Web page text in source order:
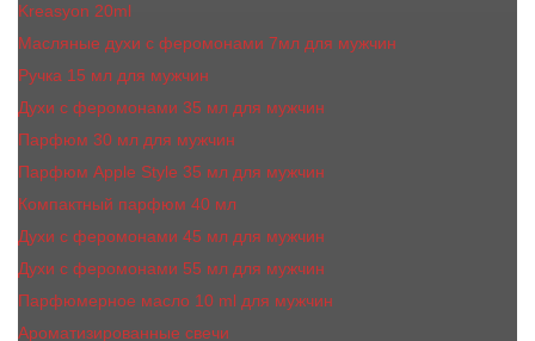
Kreasyon 20ml
Масляные духи c феромонами 7мл для мужчин
Ручка 15 мл для мужчин
Духи с феромонами 35 мл для мужчин
Парфюм 30 мл для мужчин
Парфюм Apple Style 35 мл для мужчин
Компактный парфюм 40 мл
Духи с феромонами 45 мл для мужчин
Духи с феромонами 55 мл для мужчин
Парфюмерное масло 10 ml для мужчин
Ароматизированные свечи